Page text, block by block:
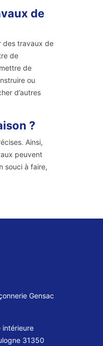
de
des travaux de
de
de
ou
d’autres
?
Ainsi,
peuvent
souci à faire,
Gensac
intérieure
31350